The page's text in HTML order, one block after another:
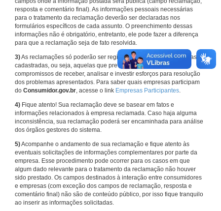
resposta e comentário final). As informações pessoais necessárias
para o tratamento da reclamação deverão ser declaradas nos
formulários específicos de cada assunto. O preenchimento dessas
informações não é obrigatório, entretanto, ele pode fazer a diferença
para que a reclamação seja de fato resolvida.
3)As reclamações só poderão ser registradas em face de empresas
cadastradas, ou seja, aquelas que previamente assumiram
compromissos de receber, analisar e investir esforços para resolução
dos problemas apresentados. Para saber quais empresas participam
do Consumidor.gov.br, acesse o link Empresas Participantes.
4) Fique atento! Sua reclamação deve se basear em fatos e
informações relacionados à empresa reclamada. Caso haja alguma
inconsistência, sua reclamação poderá ser encaminhada para análise
dos órgãos gestores do sistema.
5)Acompanhe o andamento de sua reclamação e fique atento às
eventuais solicitações de informações complementares por parte da
empresa. Esse procedimento pode ocorrer para os casos em que
algum dado relevante para o tratamento da reclamação não houver
sido prestado. Os campos destinados à interação entre consumidores
e empresas (com exceção dos campos de reclamação, resposta e
comentário final) não são de conteúdo público, por isso fique tranquilo
ao inserir as informações solicitadas.